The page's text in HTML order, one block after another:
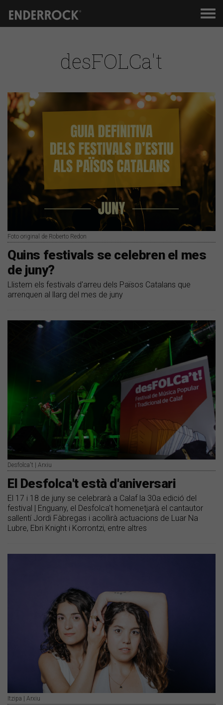
desFOLCa't
Foto original de Roberto Redon
Quins festivals se celebren el mes
de juny?
Llistem els festivals d'arreu dels Països Catalans que
arrenquen al llarg del mes de juny
Desfolca't | Arxiu
El Desfolca't està d'aniversari
El 17 i 18 de juny se celebrarà a Calaf la 30a edició del
festival | Enguany, el Desfolca't homenetjarà el cantautor
sallentí Jordi Fàbregas i acollirà actuacions de Luar Na
Lubre, Ebri Knight i Korrontzi, entre altres
Itzipa | Arxiu